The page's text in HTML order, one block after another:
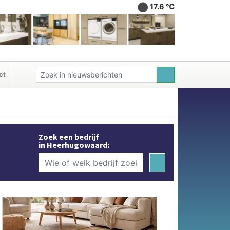
17.6 ℃
Zoek een bedrijf
in Heerhugowaard: